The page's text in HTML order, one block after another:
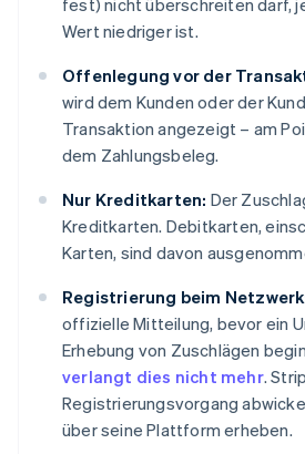
fest) nicht überschreiten darf,
Wert niedriger ist.
Offenlegung vor der
wird dem Kunden oder der
Transaktion angezeigt – am
dem Zahlungsbeleg.
Nur Kreditkarten: Der
Kreditkarten. Debitkarten,
Karten, sind davon
Registrierung beim
offizielle Mitteilung, bevor ein
Erhebung von Zuschlägen
verlangt dies nicht mehr.
Registrierungsvorgang
über seine Plattform erheben.